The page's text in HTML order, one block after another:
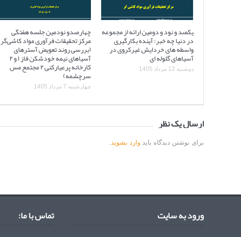
یکصد و نود و دومین ارائه از مجموعه
در دنیا چه خبر: آینده بکارگیری
واسطه های خردایش غیرکروی در
آسیاهای گلوله ای
دوشنبه 12 مرداد 1405
چهارصدو نودمین جلسه هفتگی
مرکز تحقیقات فرآوری مواد کاشی‌گر
(بررسی روند تعویض آسترهای
آسیاهای نیمه خودشکن فاز ۱ و ۲
کارخانه پرعیارکنی ۲ مجتمع مس
سرچشمه)
چهارشنبه 7 مرداد 1405
ارسال یک نظر
برای نوشتن دیدگاه بایدوارد بشوید.
ورود به سایت تماس با ما: